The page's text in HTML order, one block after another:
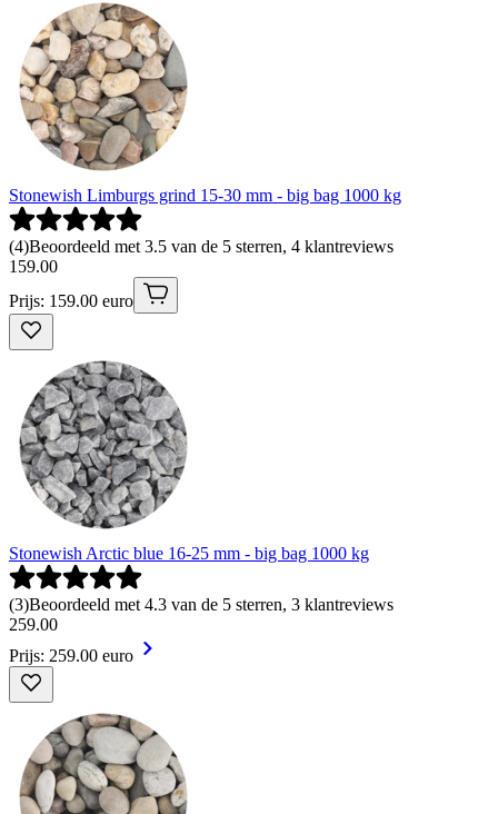
Stonewish Limburgs grind 15-30 mm - big bag 1000 kg
(4)Beoordeeld met 3.5 van de 5 sterren, 4 klantreviews
159.00
Prijs: 159.00 euro
Stonewish Arctic blue 16-25 mm - big bag 1000 kg
(3)Beoordeeld met 4.3 van de 5 sterren, 3 klantreviews
259.00
Prijs: 259.00 euro